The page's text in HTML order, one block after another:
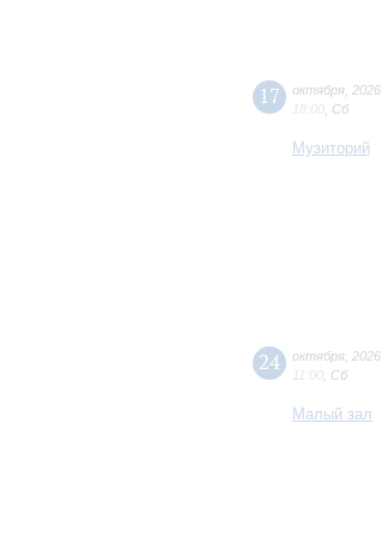
17 октября 2026
18:00 Сб
Музиторий
24 октября 2026
11:00 Сб
Малый зал